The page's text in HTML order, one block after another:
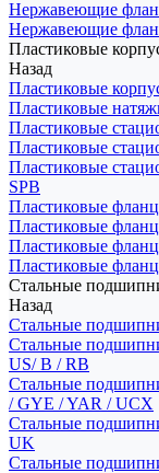
Нержавеющие
Нержавеющие
Пластиковые
Назад
Пластиковые
Пластиковые
Пластиковые
Пластиковые
Пластиковые
SPB
Пластиковые
Пластиковые
Пластиковые
Пластиковые
Стальные
Назад
Стальные
Стальные
US/ B / RB
Стальные
/ GYE / YAR / UCX
Стальные
UK
Стальные